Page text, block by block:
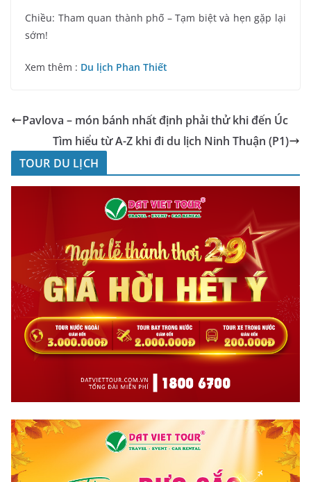
Chiều: Tham quan thành phố – Tạm biệt và hẹn gặp lại
sớm!
Xem thêm : Du lịch Phan Thiết
Pavlova – món bánh nhất định phải thử khi đến Úc
Tìm hiểu từ A-Z khi đi du lịch Ninh Thuận (P1)
TOUR DU LỊCH